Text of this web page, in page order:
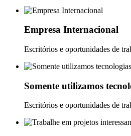
Empresa Internacional
Escritórios e oportunidades de
Somente utilizamos
Escritórios e oportunidades de